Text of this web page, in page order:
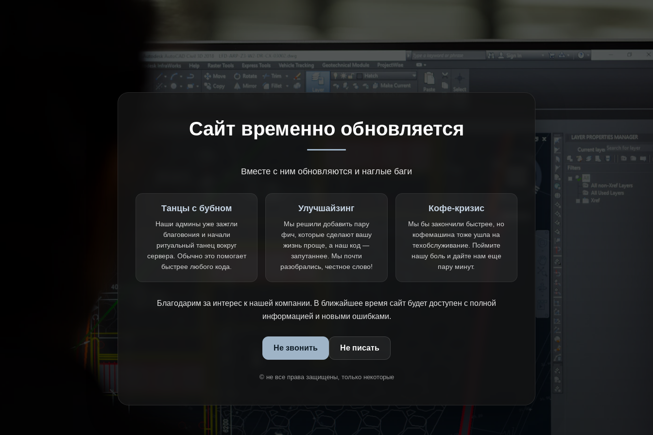
Сайт временно обновляется
Вместе с ним обновляются и наглые баги
Танцы с бубном
Наши админы уже зажгли
благовония и начали
ритуальный танец вокруг
сервера. Обычно это помогает
быстрее любого кода.
Улучшайзинг
Мы решили добавить пару
фич, которые сделают вашу
жизнь проще, а наш код —
запутаннее. Мы почти
разобрались, честное слово!
Кофе-кризис
Мы бы закончили быстрее, но
кофемашина тоже ушла на
техобслуживание. Поймите
нашу боль и дайте нам еще
пару минут.
Благодарим за интерес к нашей компании. В ближайшее время сайт будет доступен с полной
информацией и новыми ошибками.
Не звонить Не писать
© не все права защищены, только некоторые